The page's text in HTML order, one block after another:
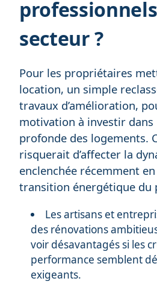
secteur ?
Pour les propriétaires
location, un simple
travaux d’amélioration,
motivation à investir
profonde des logements.
risquerait d’affecter la
enclenchée récemment
transition énergétique du
Les artisans et
des rénovations
voir désavantagés si les
performance semblent
exigeants.